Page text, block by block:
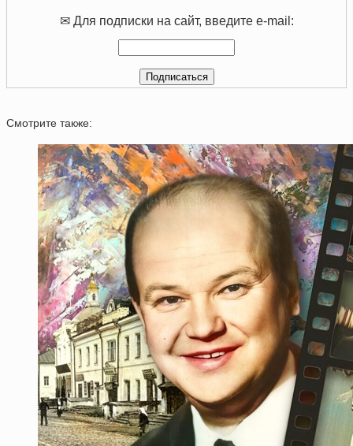
✉ Для подписки на сайт, введите e-mail:
Смотрите также: